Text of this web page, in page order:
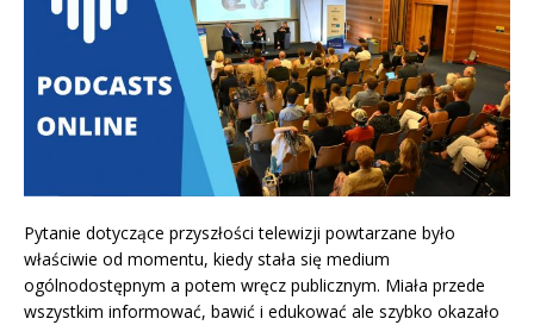
Pytanie dotyczące przyszłości telewizji powtarzane było
właściwie od momentu, kiedy stała się medium
ogólnodostępnym a potem wręcz publicznym. Miała przede
wszystkim informować, bawić i edukować ale szybko okazało